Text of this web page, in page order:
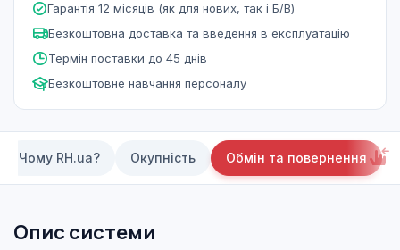
Гарантія 12 місяців (як для нових, так і Б/В)
Безкоштовна доставка та введення в експлуатацію
Термін поставки до 45 днів
Безкоштовне навчання персоналу
Чому RH.ua? Окупність Обмін та повернення
Опис системи